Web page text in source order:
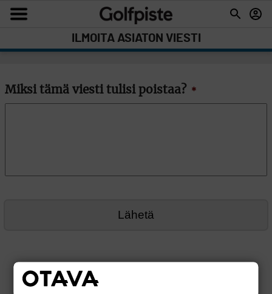
ILMOITA ASIATON VIESTI
Miksi tämä viesti tulisi poistaa? *